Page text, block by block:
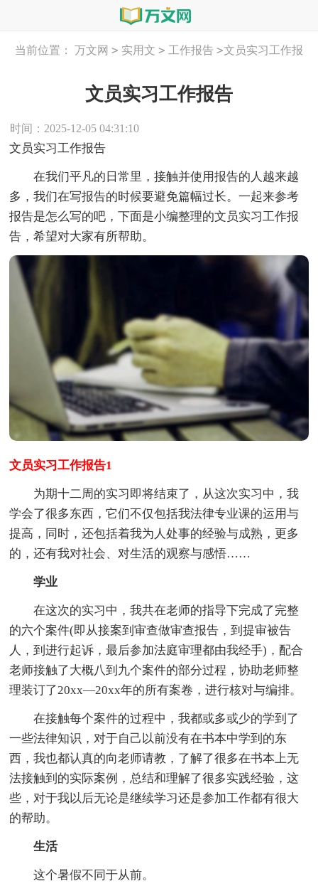
当前位置： 万文网 > 实用文 > 工作报告 >文员实习工作报
文员实习工作报告
时间：2025-12-05 04:31:10
文员实习工作报告
在我们平凡的日常里，接触并使用报告的人越来越
多，我们在写报告的时候要避免篇幅过长。一起来参考
报告是怎么写的吧，下面是小编整理的文员实习工作报
告，希望对大家有所帮助。
文员实习工作报告1
为期十二周的实习即将结束了，从这次实习中，我
学会了很多东西，它们不仅包括我法律专业课的运用与
提高，同时，还包括着我为人处事的经验与成熟，更多
的，还有我对社会、对生活的观察与感悟……
学业
在这次的实习中，我共在老师的指导下完成了完整
的六个案件(即从接案到审查做审查报告，到提审被告
人，到进行起诉，最后参加法庭审理都由我经手)，配合
老师接触了大概八到九个案件的部分过程，协助老师整
理装订了20xx—20xx年的所有案卷，进行核对与编排。
在接触每个案件的过程中，我都或多或少的学到了
一些法律知识，对于自己以前没有在书本中学到的东
西，我也都认真的向老师请教，了解了很多在书本上无
法接触到的实际案例，总结和理解了很多实践经验，这
些，对于我以后无论是继续学习还是参加工作都有很大
的帮助。
生活
这个暑假不同于从前。